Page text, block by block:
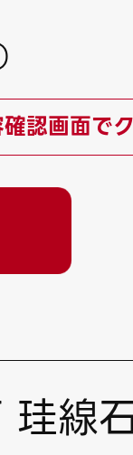
）
認画面で
線